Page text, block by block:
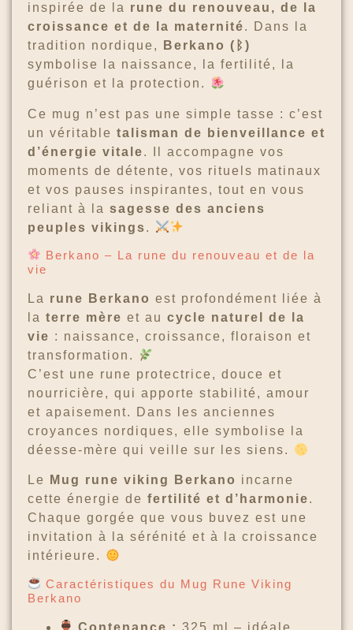
inspirée de la rune du renouveau, de la
croissance et de la maternité. Dans la
tradition nordique,
Berkano (ᛒ)
symbolise la naissance, la fertilité, la
guérison et la protection.
Ce mug n’est pas une simple tasse : c’est
un véritable talisman de bienveillance et
d’énergie vitale. Il accompagne vos
moments de détente, vos rituels matinaux
et vos pauses inspirantes, tout en vous
reliant à la sagesse des anciens
peuples vikings.
Berkano – La rune du renouveau et de la
vie
La rune Berkano est profondément liée à
la terre mère et au cycle naturel de la
vie : naissance, croissance, floraison et
transformation.
C’est une rune protectrice, douce et
nourricière, qui apporte stabilité, amour
et apaisement. Dans les anciennes
croyances nordiques, elle symbolise la
déesse-mère qui veille sur les siens.
Le Mug rune viking Berkano incarne
cette énergie de fertilité et d’harmonie.
Chaque gorgée que vous buvez est une
invitation à la sérénité et à la croissance
intérieure.
Caractéristiques du Mug Rune Viking
Berkano
Contenance : 325 ml – idéale